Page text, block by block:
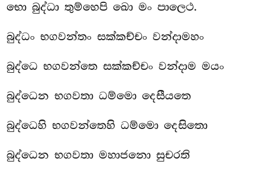
භො බුද්ධා තුම්හෙපි ඛො මං පාලෙථ.
බුද්ධං භගවන්තං සක්කච්චං වන්දාමහං
බුද්ධෙ භගවන්තෙ සක්කච්චං වන්දාම මයං
බුද්ධෙන භගවතා ධම්මො දෙසීයතෙ
බුද්ධෙහි භගවන්තෙහි ධම්මො දෙසිතො
බුද්ධෙන භගවතා මහාජනො සුචරති